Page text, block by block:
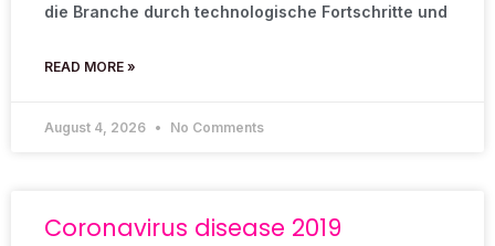
die Branche durch technologische Fortschritte und
READ MORE »
August 4, 2026 No Comments
Coronavirus disease 2019